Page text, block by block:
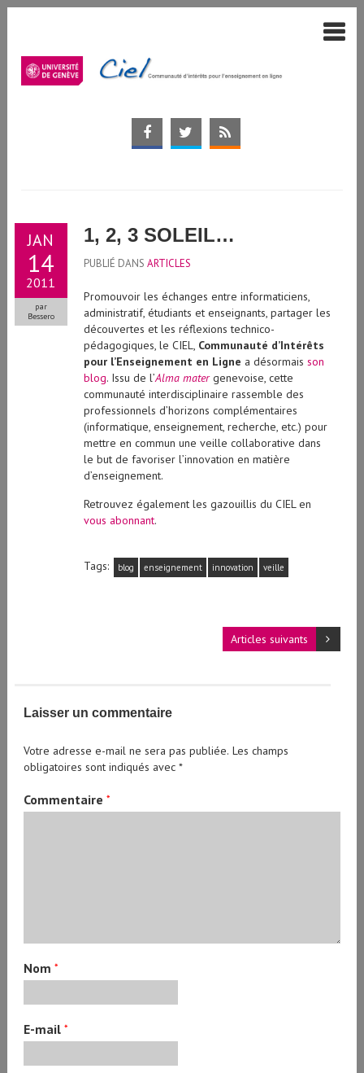
JAN
14
2011
par
Bessero
1, 2, 3 SOLEIL…
PUBLIÉ DANS ARTICLES
Promouvoir les échanges entre informaticiens,
administratif, étudiants et enseignants, partager les
découvertes et les réflexions technico-
pédagogiques, le CIEL, Communauté d’Intérêts
pour l’Enseignement en Ligne a désormais son
blog. Issu de l’Alma matergenevoise, cette
communauté interdisciplinaire rassemble des
professionnels d’horizons complémentaires
(informatique, enseignement, recherche, etc.) pour
mettre en commun une veille collaborative dans
le but de favoriser l’innovation en matière
d’enseignement.
Retrouvez également les gazouillis du CIEL en
vous abonnant.
Tags: blog enseignement innovation veille
Articles suivants
Laisser un commentaire
Votre adresse e-mail ne sera pas publiée. Les champs
obligatoires sont indiqués avec*
Commentaire*
Nom*
E-mail*